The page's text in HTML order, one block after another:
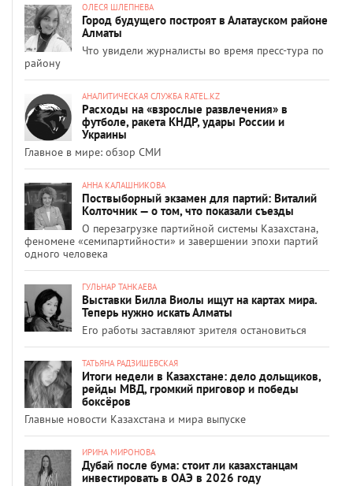
ОЛЕСЯ ШЛЕПНЕВА
Город будущего построят в Алатауском районе
Алматы
Что увидели журналисты во время пресс-тура по
району
АНАЛИТИЧЕСКАЯ СЛУЖБА RATEL.KZ
Расходы на «взрослые развлечения» в
футболе, ракета КНДР, удары России и
Украины
Главное в мире: обзор СМИ
АННА КАЛАШНИКОВА
Поствыборный экзамен для партий: Виталий
Колточник — о том, что показали съезды
О перезагрузке партийной системы Казахстана,
феномене «семипартийности» и завершении эпохи партий
одного человека
ГУЛЬНАР ТАНКАЕВА
Выставки Билла Виолы ищут на картах мира.
Теперь нужно искать Алматы
Его работы заставляют зрителя остановиться
ТАТЬЯНА РАДЗИШЕВСКАЯ
Итоги недели в Казахстане: дело дольщиков,
рейды МВД, громкий приговор и победы
боксёров
Главные новости Казахстана и мира выпуске
ИРИНА МИРОНОВА
Дубай после бума: стоит ли казахстанцам
инвестировать в ОАЭ в 2026 году